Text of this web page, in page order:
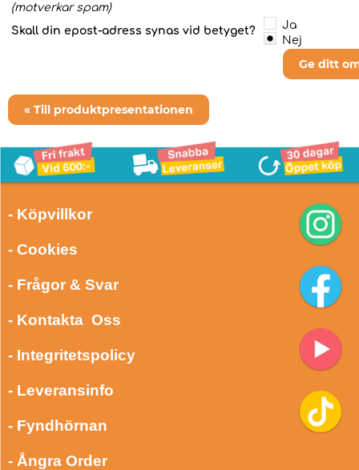
(motverkar spam)
Skall din epost-adress synas vid betyget?
Ja
Nej
Ge ditt
« Till produktpresentationen
- Köpvillkor
- Cookies
- Frågor & Svar
- Kontakta Oss
- Integritetspolicy
- Leveransinfo
- Fyndhörnan
- Ångra Order